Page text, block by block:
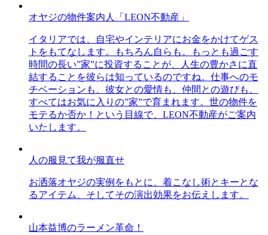
オヤジの物件案内人「LEON不動産」
イタリアでは、自宅やインテリアにお金をかけてゲス
トをもてなします。もちろん自らも。もっとも過ごす
時間の長い”家”に投資することが、人生の豊かさに直
結することを彼らは知っているのですね。仕事へのモ
チベーションも、彼女との愛情も、仲間との遊びも、
すべてはお気に入りの”家”で育まれます。世の物件を
モテるか否か！という目線で、LEON不動産がご案内
いたします。
人の服見て我が服直せ
お洒落オヤジの実例をもとに、着こなし術とキーとな
るアイテム、そしてその演出効果をお伝えします。
山本益博のラーメン革命！